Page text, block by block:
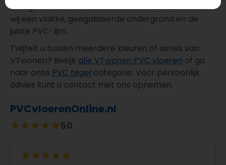
meegeleverd. Voor het beste resultaat adviseren
wij een vlakke, geëgaliseerde ondergrond en de
juiste PVC-lijm.
Twijfelt u tussen meerdere kleuren of series van
VTwonen? Bekijk alle VTwonen PVC vloeren of ga
naar onze PVC tegel categorie. Voor persoonlijk
advies kunt u contact met ons opnemen.
PVCvloerenOnline.nl
5.0